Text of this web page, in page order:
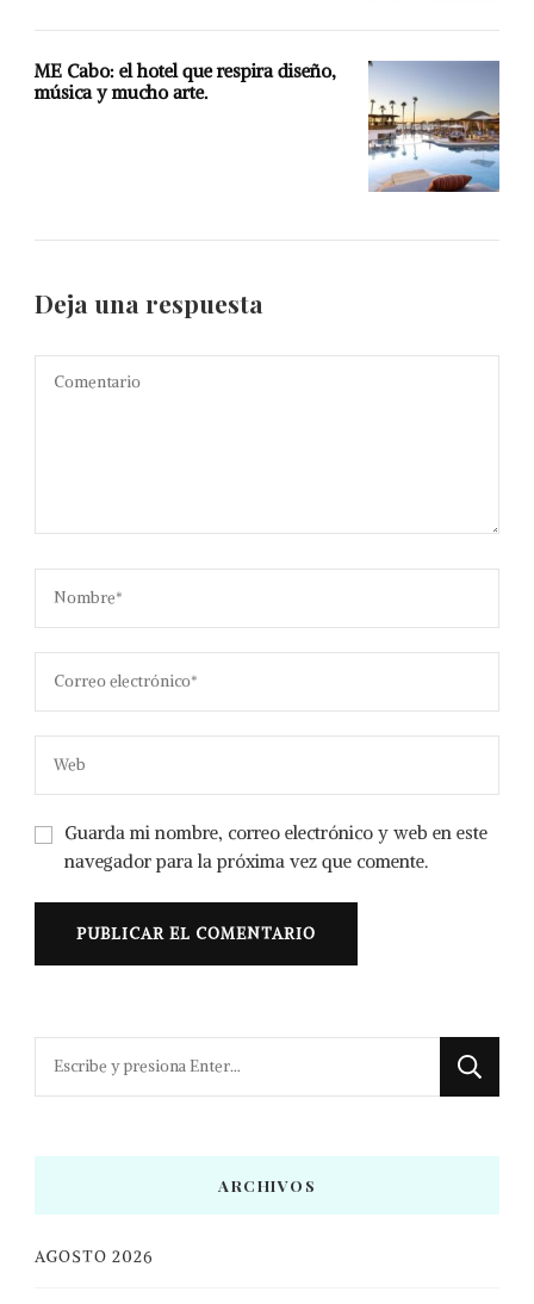
ME Cabo: el hotel que respira diseño,
música y mucho arte.
Deja una respuesta
Guarda mi nombre, correo electrónico y web en este
navegador para la próxima vez que comente.
¿Buscas
ARCHIVOS
AGOSTO 2026